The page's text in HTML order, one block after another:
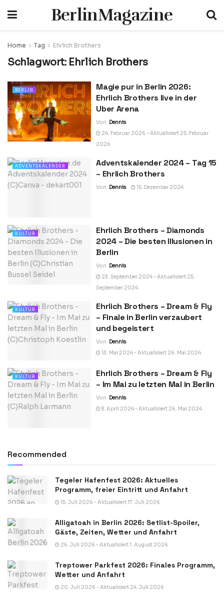
BerlinMagazine
Home Tag Ehrlich Brothers
Schlagwort: Ehrlich Brothers
BERLIN
Magie pur in Berlin 2026:
Ehrlich Brothers live in der
Uber Arena
Von Dennis
24. Februar 2026 - Aktualisiert 25. Februar
2026
ADVENTSKALENDER
Adventskalender 2024 – Tag 15
– Ehrlich Brothers
Von Dennis 15. Dezember 2024
KULTUR
Ehrlich Brothers – Diamonds
2024 – Die besten Illusionen in
Berlin
Von Dennis
23. September 2024 - Aktualisiert 25.
September 2024
KULTUR
Ehrlich Brothers – Dream & Fly
– Finale in Berlin verzaubert
und begeistert
Von Dennis
13. Mai 2024 - Aktualisiert 26. Mai 2024
KULTUR
Ehrlich Brothers – Dream & Fly
– Im Mai zu letzten Mal in Berlin
Von
Dennis
8. April 2024 - Aktualisiert 26. Mai 2024
Recommended
Tegeler Hafenfest 2026: Aktuelles
Programm, freier Eintritt und Anfahrt
15. Juli 2026 - Aktualisiert 17. Juli 2026
Alligatoah in Berlin 2026: Setlist-Spoiler,
Gäste, Zeiten, Wetter und Anfahrt
26. Juli 2026 - Aktualisiert 1. August 2026
Treptower Parkfest 2026: Finales Programm,
Wetter und Anfahrt
20. Juli 2026 - Aktualisiert 24. Juli 2026